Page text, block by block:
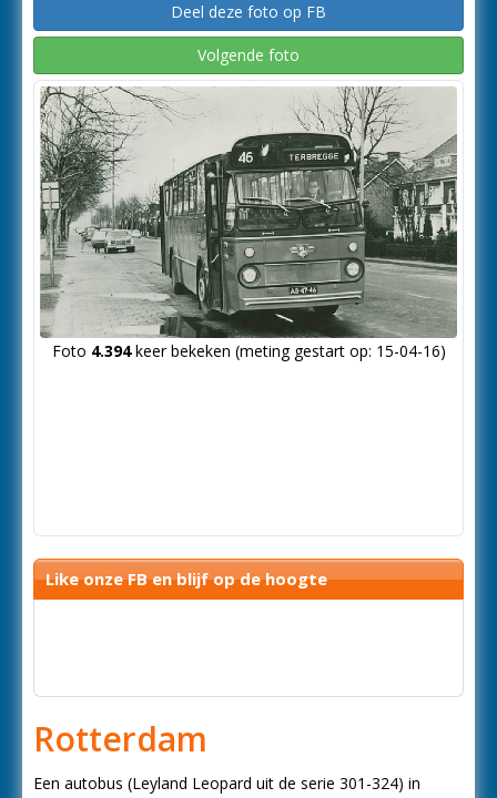
Deel deze foto op FB
Volgende foto
Foto 4.394keer bekeken (meting gestart op: 15-04-16)
Like onze FB en blijf op de hoogte
Rotterdam
Een autobus (Leyland Leopard uit de serie 301-324) in